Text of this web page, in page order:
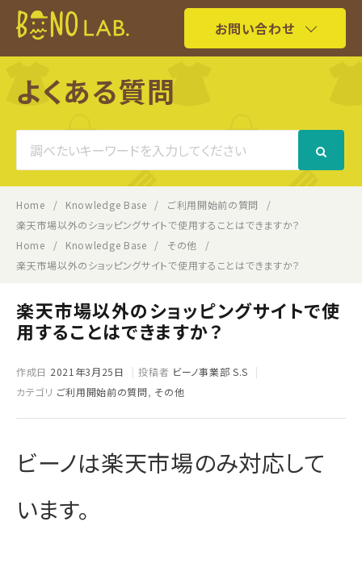
お問い合わせ
よくある質問
For
Home Knowledge Base
ご利用開始前の質問
楽天市場以外のショッピングサイトで使用することはできますか？
Home
Knowledge Base
その他
楽天市場以外のショッピングサイトで使用することはできますか？
楽天市場以外のショッピングサイトで使
用することはできますか？
作成日 2021年3月25日 投稿者 ビーノ事業部 S.S
カテゴリ ご利用開始前の質問, その他
ビーノは楽天市場のみ対応して
います。